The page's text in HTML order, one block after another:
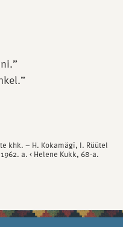
khk. – H. Kokamägi, I. Rüütel
a. < Helene Kukk, 68-a.